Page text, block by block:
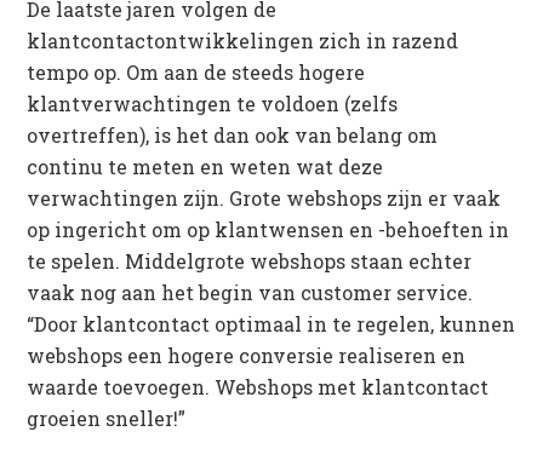
De laatste jaren volgen de
klantcontactontwikkelingen zich in razend
tempo op. Om aan de steeds hogere
klantverwachtingen te voldoen (zelfs
overtreffen), is het dan ook van belang om
continu te meten en weten wat deze
verwachtingen zijn. Grote webshops zijn er vaak
op ingericht om op klantwensen en -behoeften in
te spelen. Middelgrote webshops staan echter
vaak nog aan het begin van customer service.
“Door klantcontact optimaal in te regelen, kunnen
webshops een hogere conversie realiseren en
waarde toevoegen. Webshops met klantcontact
groeien sneller!”